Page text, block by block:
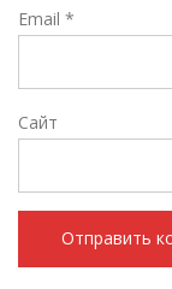
Email *
Сайт